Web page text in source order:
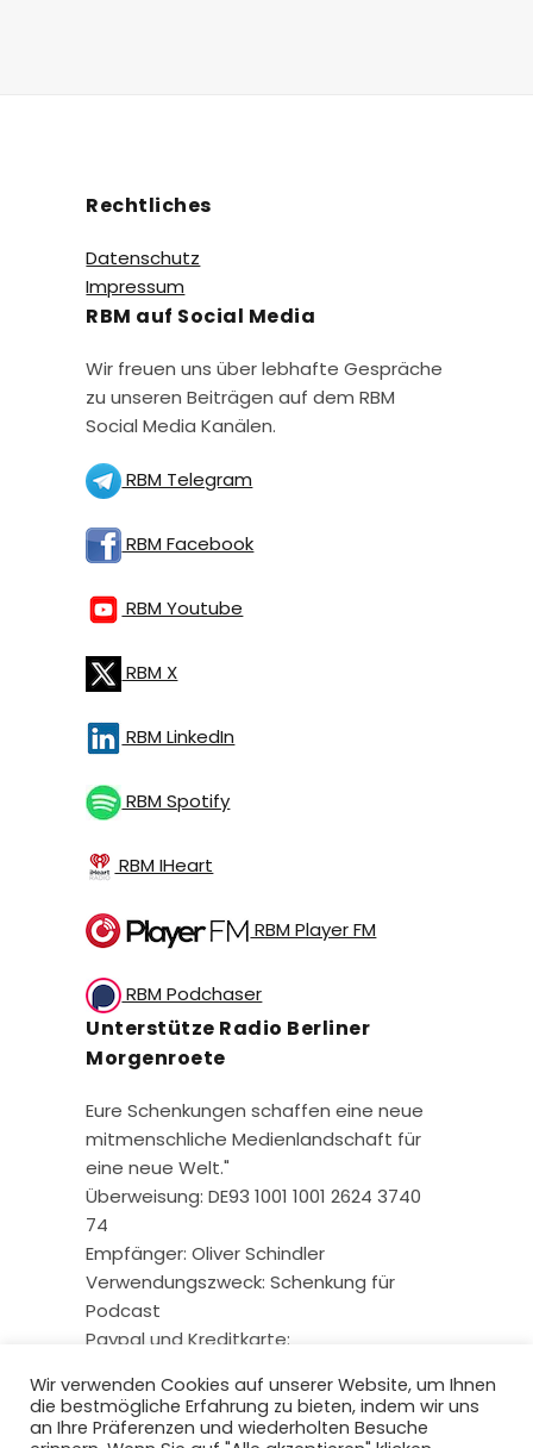
Rechtliches
Datenschutz
Impressum
RBM auf Social Media
Wir freuen uns über lebhafte Gespräche
zu unseren Beiträgen auf dem RBM
Social Media Kanälen.
RBM Telegram
RBM Facebook
RBM Youtube
RBM X
RBM LinkedIn
RBM Spotify
RBM IHeart
RBM Player FM
RBM Podchaser
Unterstütze Radio Berliner
Morgenroete
Eure Schenkungen schaffen eine neue
mitmenschliche Medienlandschaft für
eine neue Welt."
Überweisung: DE93 1001 1001 2624 3740
74
Empfänger: Oliver Schindler
Verwendungszweck: Schenkung für
Podcast
Paypal und Kreditkarte:
Wir verwenden Cookies auf unserer Website, um Ihnen
die bestmögliche Erfahrung zu bieten, indem wir uns
an Ihre Präferenzen und wiederholten Besuche